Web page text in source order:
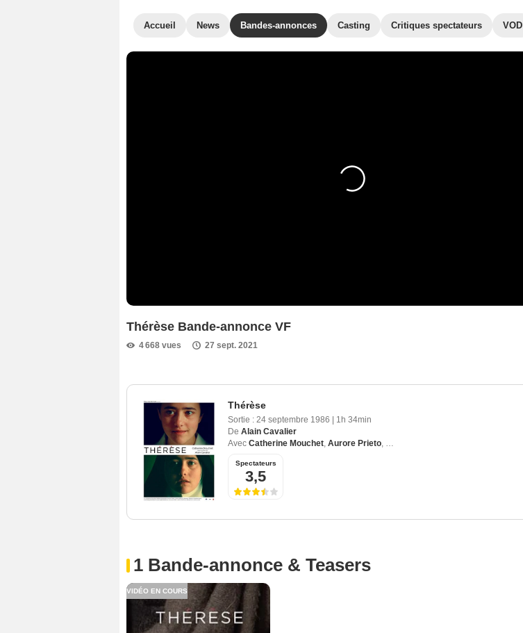
Accueil News Bandes-annonces Casting Critiques spectateurs VOD
Thérèse Bande-annonce VF
4 668 vues 27 sept. 2021
Thérèse
Sortie : 24 septembre 1986
1h 34min
De Alain Cavalier
Avec Catherine Mouchet, Aurore Prieto, Sylvie Habault
Spectateurs
3,5
1 Bande-annonce & Teasers
VIDÉO EN COURS